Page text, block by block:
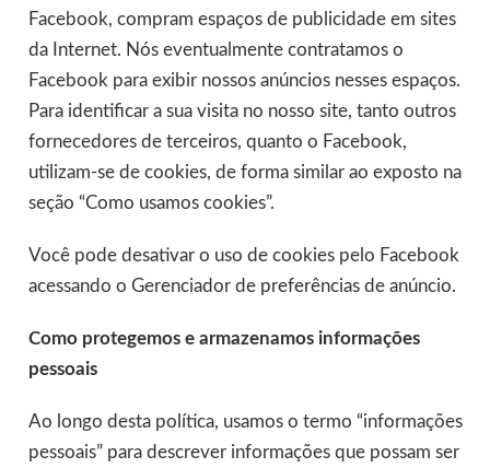
Facebook, compram espaços de publicidade em sites
da Internet. Nós eventualmente contratamos o
Facebook para exibir nossos anúncios nesses espaços.
Para identificar a sua visita no nosso site, tanto outros
fornecedores de terceiros, quanto o Facebook,
utilizam-se de cookies, de forma similar ao exposto na
seção “Como usamos cookies”.
Você pode desativar o uso de cookies pelo Facebook
acessando o Gerenciador de preferências de anúncio.
Como protegemos e armazenamos informações
pessoais
Ao longo desta política, usamos o termo “informações
pessoais” para descrever informações que possam ser